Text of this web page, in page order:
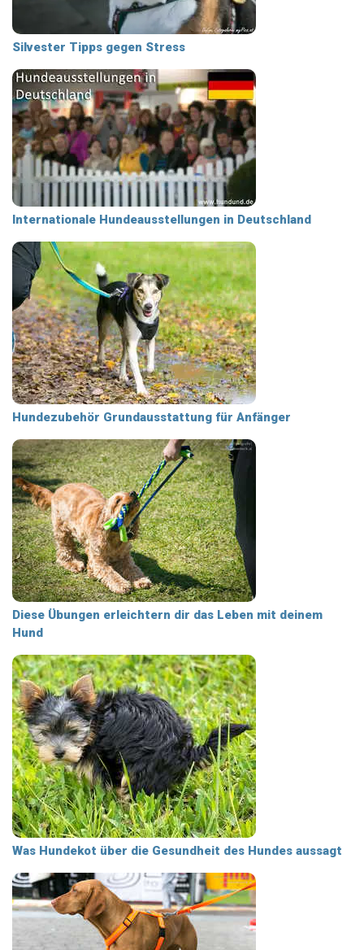
Silvester Tipps gegen Stress
Internationale Hundeausstellungen in Deutschland
Hundezubehör Grundausstattung für Anfänger
Diese Übungen erleichtern dir das Leben mit deinem
Hund
Was Hundekot über die Gesundheit des Hundes aussagt